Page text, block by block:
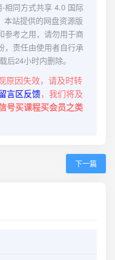
相同方式共享 4.0 国际
本站提供的网盘资源版
参考之用，请勿用于商
，责任由使用者自行承
后24小时内删除。
原因失效，请及时转
言区反馈，我们将及
号买课程买会员之类
下一篇